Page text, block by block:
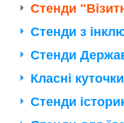
Стенди
Стенди з
Стенди
Класні куточки
Стенди